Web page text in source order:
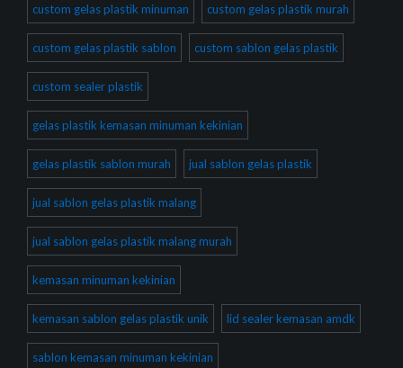
custom gelas plastik minuman custom gelas plastik murah
custom gelas plastik sablon custom sablon gelas plastik
custom sealer plastik
gelas plastik kemasan minuman kekinian
gelas plastik sablon murah jual sablon gelas plastik
jual sablon gelas plastik malang
jual sablon gelas plastik malang murah
kemasan minuman kekinian
kemasan sablon gelas plastik unik lid sealer kemasan amdk
sablon kemasan minuman kekinian